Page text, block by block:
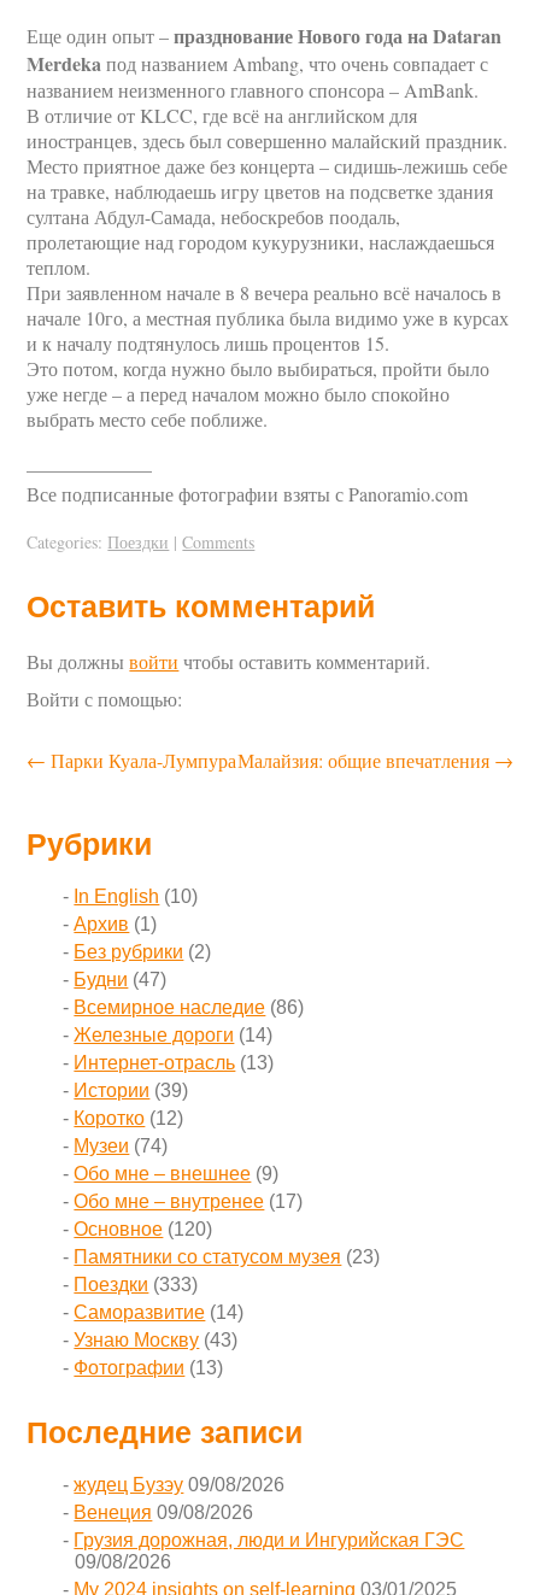
Еще один опыт –празднование Нового года на Dataran
Merdekaпод названием Ambang, что очень совпадает с
названием неизменного главного спонсора – AmBank.
В отличие от KLCC, где всё на английском для
иностранцев, здесь был совершенно малайский праздник.
Место приятное даже без концерта – сидишь-лежишь себе
на травке, наблюдаешь игру цветов на подсветке здания
султана Абдул-Самада, небоскребов поодаль,
пролетающие над городом кукурузники, наслаждаешься
теплом.
При заявленном начале в 8 вечера реально всё началось в
начале 10го, а местная публика была видимо уже в курсах
и к началу подтянулось лишь процентов 15.
Это потом, когда нужно было выбираться, пройти было
уже негде – а перед началом можно было спокойно
выбрать место себе поближе.
——————–
Все подписанные фотографии взяты с Panoramio.com
Categories: Поездки | Comments
Оставить комментарий
Вы должнывойти чтобы оставить комментарий.
Войти с помощью:
← Парки Куала-ЛумпураМалайзия: общие впечатления →
Рубрики
In English (10)
Архив (1)
Без рубрики (2)
Будни (47)
Всемирное наследие (86)
Железные дороги (14)
Интернет-отрасль (13)
Истории (39)
Коротко (12)
Музеи (74)
Обо мне – внешнее (9)
Обо мне – внутренее (17)
Основное (120)
Памятники со статусом музея (23)
Поездки (333)
Саморазвитие (14)
Узнаю Москву (43)
Фотографии (13)
Последние записи
жудец Бузэу 09/08/2026
Венеция 09/08/2026
Грузия дорожная, люди и Ингурийская ГЭС
09/08/2026
My 2024 insights on self-learning 03/01/2025